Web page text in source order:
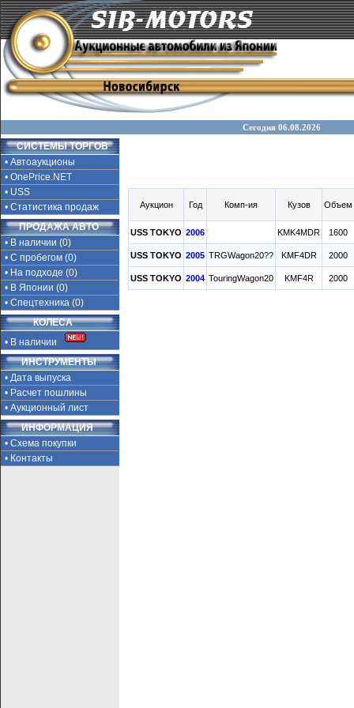
Сегодня 06.08.2026
СИСТЕМЫ ТОРГОВ
• Автоаукционы
• OnePrice.NET
• USS
• Статистика продаж
ПРОДАЖА АВТО
• В наличии (0)
• С пробегом (0)
• На подходе (0)
• В Японии (0)
• Спецтехника (0)
КОЛЕСА
• В наличии
ИНСТРУМЕНТЫ
• Дата выпуска
• Расчет пошлины
• Аукционный лист
ИНФОРМАЦИЯ
• Схема покупки
• Контакты
Аукцион Год Комп-ия Кузов Объем
USS TOKYO 2006 KMK4MDR 1600
USS TOKYO 2005 TRGWagon20?? KMF4DR 2000
USS TOKYO 2004 TouringWagon20 KMF4R 2000